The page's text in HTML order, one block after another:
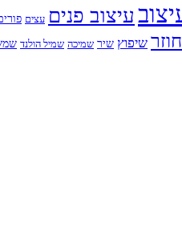
עיצוב פנים עצים
שיפוץ שיר שמיכה שמיל הולנד